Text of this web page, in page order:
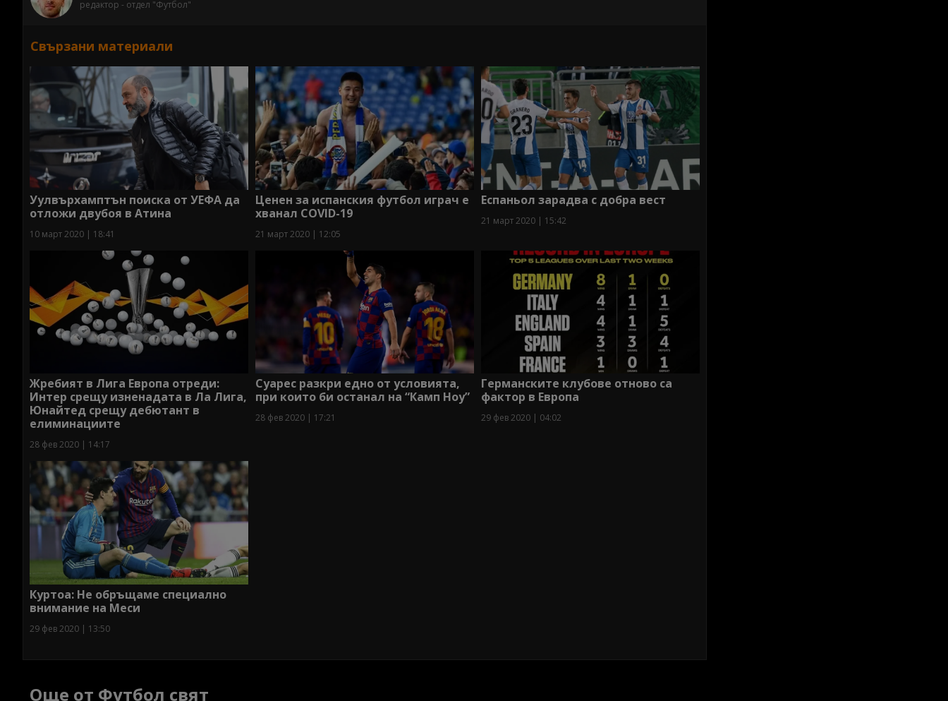
редактор - отдел "Футбол"
Свързани материали
Уулвърхамптън поиска от УЕФА да
отложи двубоя в Атина
10 март 2020 | 18:41
Ценен за испанския футбол играч е
хванал COVID-19
21 март 2020 | 12:05
Еспаньол зарадва с добра вест
21 март 2020 | 15:42
Жребият в Лига Европа отреди:
Интер срещу изненадата в Ла Лига,
Юнайтед срещу дебютант в
елиминациите
28 фев 2020 | 14:17
Суарес разкри едно от условията,
при които би останал на “Камп Ноу”
28 фев 2020 | 17:21
Германските клубове отново са
фактор в Европа
29 фев 2020 | 04:02
Куртоа: Не обръщаме специално
внимание на Меси
29 фев 2020 | 13:50
Още от Футбол свят